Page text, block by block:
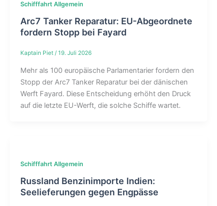
Schifffahrt Allgemein
Arc7 Tanker Reparatur: EU-Abgeordnete
fordern Stopp bei Fayard
Kaptain Piet / 19. Juli 2026
Mehr als 100 europäische Parlamentarier fordern den
Stopp der Arc7 Tanker Reparatur bei der dänischen
Werft Fayard. Diese Entscheidung erhöht den Druck
auf die letzte EU-Werft, die solche Schiffe wartet.
Schifffahrt Allgemein
Russland Benzinimporte Indien:
Seelieferungen gegen Engpässe